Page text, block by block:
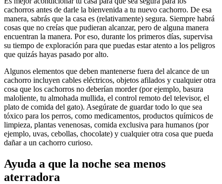
cachorros antes de darle la bienvenida a tu nuevo cachorro. De esa
manera, sabrás que la casa es (relativamente) segura. Siempre habrá
cosas que no creías que pudieran alcanzar, pero de alguna manera
encuentran la manera. Por eso, durante los primeros días, supervisa
su tiempo de exploración para que puedas estar atento a los peligros
que quizás hayas pasado por alto.
Algunos elementos que deben mantenerse fuera del alcance de un
cachorro incluyen cables eléctricos, objetos afilados y cualquier otra
cosa que los cachorros no deberían morder (por ejemplo, basura
maloliente, tu almohada mullida, el control remoto del televisor, el
plato de comida del gato). Asegúrate de guardar todo lo que sea
tóxico para los perros, como medicamentos, productos químicos de
limpieza, plantas venenosas, comida exclusiva para humanos (por
ejemplo, uvas, cebollas, chocolate) y cualquier otra cosa que pueda
dañar a un cachorro curioso.
Ayuda a que la noche sea menos
aterradora